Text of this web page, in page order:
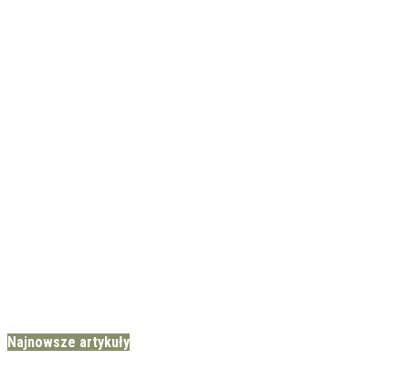
Najnowsze artykuły